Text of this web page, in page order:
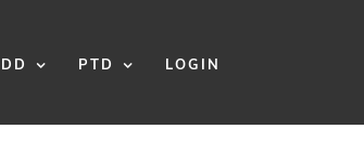
PTD LOGIN